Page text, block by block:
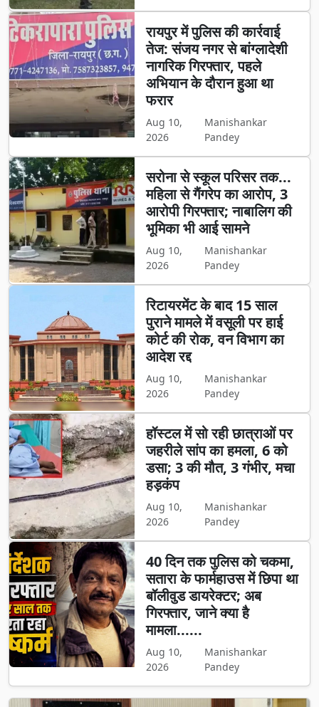
रायपुर में पुलिस की कार्रवाई
तेज: संजय नगर से बांग्लादेशी
नागरिक गिरफ्तार, पहले
अभियान के दौरान हुआ था
फरार
Aug 10,
2026
Manishankar
Pandey
सरोना से स्कूल परिसर तक...
महिला से गैंगरेप का आरोप, 3
आरोपी गिरफ्तार; नाबालिग की
भूमिका भी आई सामने
Aug 10,
2026
Manishankar
Pandey
रिटायरमेंट के बाद 15 साल
पुराने मामले में वसूली पर हाई
कोर्ट की रोक, वन विभाग का
आदेश रद्द
Aug 10,
2026
Manishankar
Pandey
हॉस्टल में सो रही छात्राओं पर
जहरीले सांप का हमला, 6 को
डसा; 3 की मौत, 3 गंभीर, मचा
हड़कंप
Aug 10,
2026
Manishankar
Pandey
40 दिन तक पुलिस को चकमा,
सतारा के फार्महाउस में छिपा था
बॉलीवुड डायरेक्टर; अब
गिरफ्तार, जाने क्या है
मामला......
Aug 10,
2026
Manishankar
Pandey